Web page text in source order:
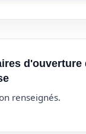
d'ouverture
renseignés.